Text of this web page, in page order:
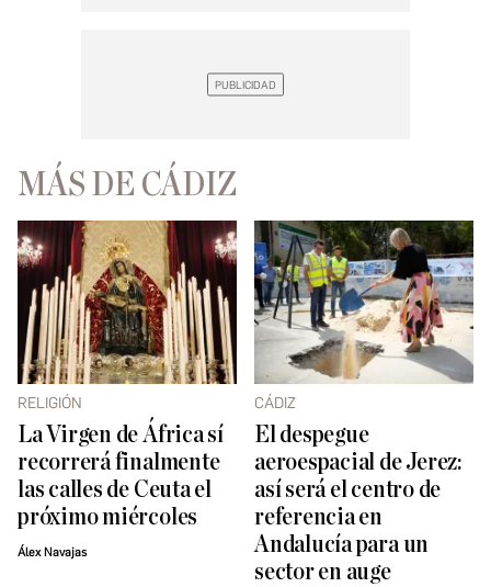
MÁS DE CÁDIZ
RELIGIÓN
La Virgen de África sí
recorrerá finalmente
las calles de Ceuta el
próximo miércoles
Álex Navajas
CÁDIZ
El despegue
aeroespacial de Jerez:
así será el centro de
referencia en
Andalucía para un
sector en auge